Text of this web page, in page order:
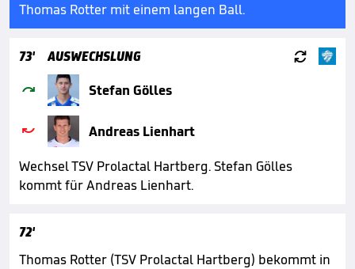
Thomas Rotter mit einem langen Ball.
73' AUSWECHSLUNG 
 Stefan Gölles

Andreas Lienhart
Wechsel TSV Prolactal Hartberg. Stefan Gölles
kommt für Andreas Lienhart.
72'
Thomas Rotter (TSV Prolactal Hartberg) bekommt in